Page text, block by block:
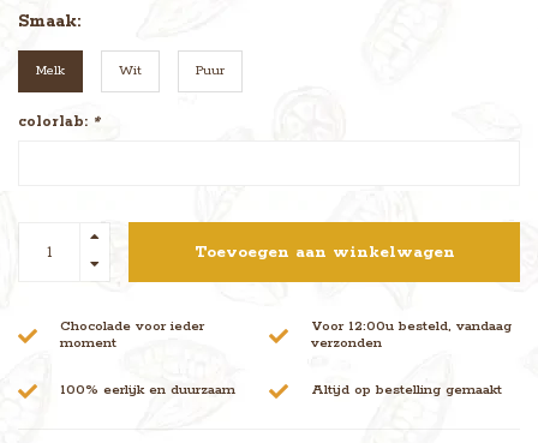
Smaak:
Melk Wit Puur
colorlab: *
Toevoegen aan winkelwagen
Chocolade voor ieder
moment
Voor 12:00u besteld, vandaag
verzonden
100% eerlijk en duurzaam Altijd op bestelling gemaakt